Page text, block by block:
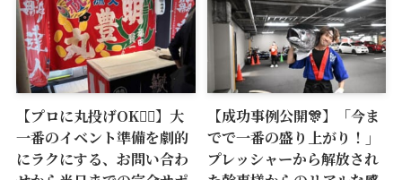
【プロに丸投げOK🙆‍♂️】大
一番のイベント準備を劇的
にラクにする、お問い合わ
【成功事例公開🎊】「今ま
でで一番の盛り上がり！」
プレッシャーから解放され